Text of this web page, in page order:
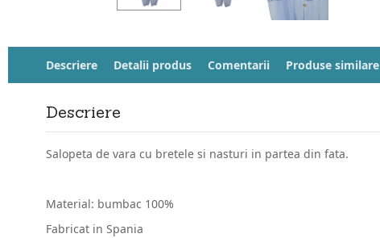
Descriere Detalii produs Comentarii Produse similare
Descriere
Salopeta de vara cu bretele si nasturi in partea din fata.
Material: bumbac 100%
Fabricat in Spania